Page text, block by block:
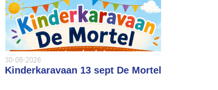
30-06-2026
Kinderkaravaan 13 sept De Mortel